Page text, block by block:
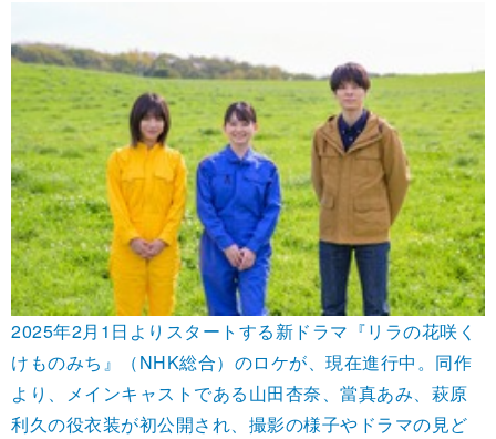
2025年2月1日よりスタートする新ドラマ『リラの花咲く
けものみち』（NHK総合）のロケが、現在進行中。同作
より、メインキャストである山田杏奈、當真あみ、萩原
利久の役衣装が初公開され、撮影の様子やドラマの見ど